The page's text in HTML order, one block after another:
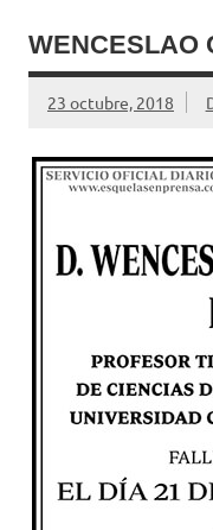
WENCESLAO
23 octubre, 2018